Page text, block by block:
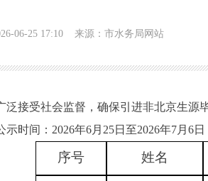
06-25 17:10 来源：市水务局网站
泛接受社会监督，确保引进非北京生源
示时间：2026年6月25日至2026年7月6
序号 姓名